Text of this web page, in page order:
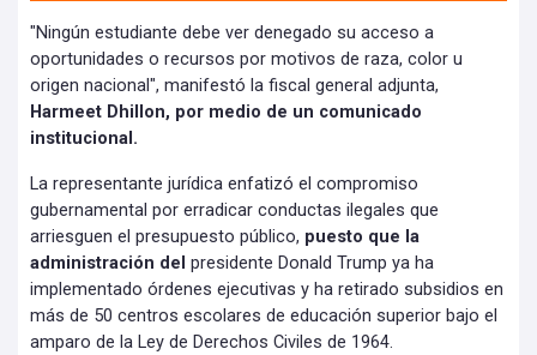
"Ningún estudiante debe ver denegado su acceso a
oportunidades o recursos por motivos de raza, color u
origen nacional", manifestó la fiscal general adjunta,
Harmeet Dhillon, por medio de un comunicado
institucional.
La representante jurídica enfatizó el compromiso
gubernamental por erradicar conductas ilegales que
arriesguen el presupuesto público, puesto que la
administración del presidente Donald Trump ya ha
implementado órdenes ejecutivas y ha retirado subsidios en
más de 50 centros escolares de educación superior bajo el
amparo de la Ley de Derechos Civiles de 1964.